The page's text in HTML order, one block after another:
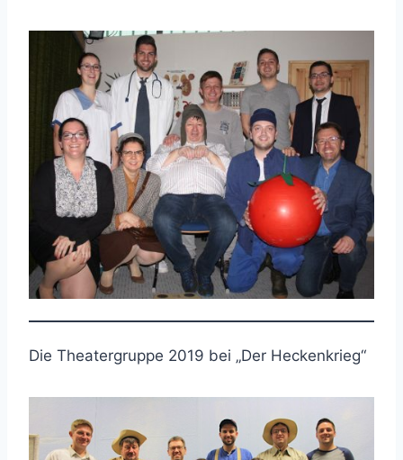
Die Theatergruppe 2019 bei „Der Heckenkrieg“